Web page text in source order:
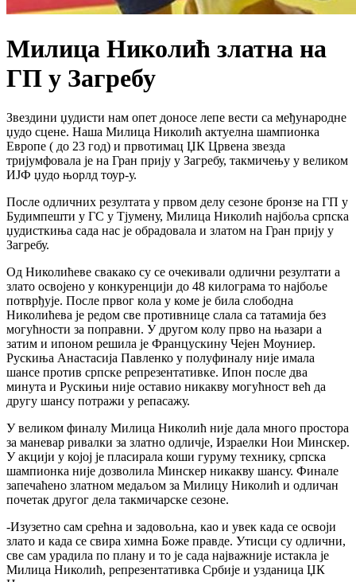
Милица Николић златна на
ГП у Загребу
Звездини џудисти нам опет доносе лепе вести са међународне
џудо сцене. Наша Милица Николић актуелна шампионка
Европе ( до 23 год) и првотимац ЏК Црвена звезда
тријумфовала је на Гран прију у Загребу, такмичењу у великом
ИЈФ џудо њорлд тоур-у.
После одличних резултата у првом делу сезоне бронзе на ГП у
Будимпешти у ГС у Тјумену, Милица Николић најбоља српска
џудисткиња сада нас је обрадовала и златом на Гран прију у
Загребу.
Од Николићеве свакако су се очекивали одлични резултати а
злато освојено у конкуренцији до 48 килограма то најбоље
потврђује. После првог кола у коме је била слободна
Николићева је редом све противнице слала са татамија без
могућности за поправни. У другом колу прво на њазари а
затим и ипоном решила је Францускину Чејен Моуниер.
Рускиња Анастасија Павленко у полуфиналу није имала
шансе против српске репрезентативке. Ипон после два
минута и Рускињи није оставио никакву могућност већ да
другу шансу потражи у репасажу.
У великом финалу Милица Николић није дала много простора
за маневар ривалки за златно одличје, Израелки Нои Минскер.
У акцији у којој је пласирала коши гуруму технику, српска
шампионка није дозволила Минскер никакву шансу. Финале
запечаћено златном медаљом за Милицу Николић и одличан
почетак другог дела такмичарске сезоне.
-Изузетно сам срећна и задовољна, као и увек када се освоји
злато и када се свира химна Боже правде. Утисци су одлични,
све сам урадила по плану и то је сада најважније истакла је
Милица Николић, репрезентативка Србије и узданица ЏК